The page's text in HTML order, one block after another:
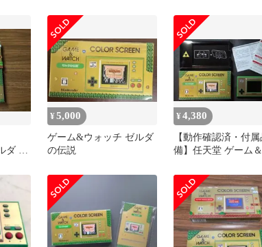
ダ セ
¥5,000
ゲーム&ウォッチ ゼルダ
の伝説
¥4,380
【動作確認済・付
備】任天堂 ゲーム